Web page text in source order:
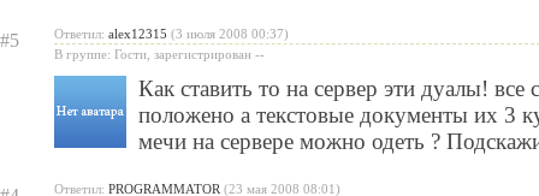
#5 Ответил: alex12315 (3 июля 2008 00:37)
В группе: Гости, зарегистрирован --
Как ставить то на сервер эти дуалы! все
положено а текстовые документы их 3
мечи на сервере можно одеть ?
Ответил: PROGRAMMATOR (23 мая 2008 08:01)